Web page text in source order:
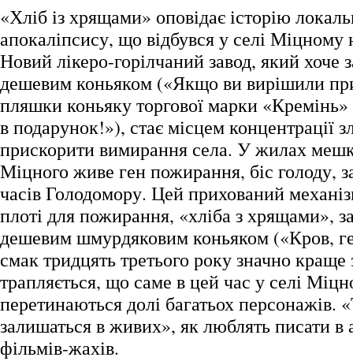
«Хліб із хрящами» оповідає історію
апокаліпсису, що відбувся у селі
Новий лікеро-горілчаний завод, який хоче
дешевим коньяком («Якщо ви вирішили
пляшки коньяку торгової марки
в подарунок!»), стає місцем концентрації
прискорити вимирання села. У жилах
Міцного живе ген пожирання, біс голоду,
часів Голодомору. Цей прихований
плоті для пожирання, «хліба з хрящами»,
дешевим шмурдяковим коньяком («Кров,
смак тридцять третього року значно краще
трапляється, що саме в цей час у селі
перетинаються долі багатьох персонажів.
залишаться в живих», як люблять писати в
фільмів-жахів.